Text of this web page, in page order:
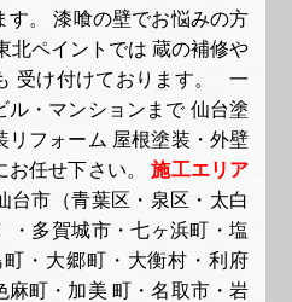
す。 漆喰の壁でお悩みの方
北ペイントでは 蔵の補修や
受け付けております。 一
ル・マンションまで 仙台塗
リフォーム 屋根塗装・外壁
お任せ下さい。施工エリア
市（青葉区・泉区・太白
・多賀城市・七ヶ浜町・塩
・大郷町・大衡村・利府
麻町・加美 町・名取市・岩